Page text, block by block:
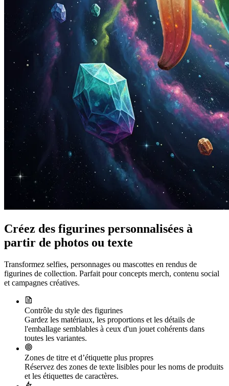
Créez des figurines personnalisées à
partir de photos ou texte
Transformez selfies, personnages ou mascottes en rendus de
figurines de collection. Parfait pour concepts merch, contenu social
et campagnes créatives.
Contrôle du style des figurines
Gardez les matériaux, les proportions et les détails de
l'emballage semblables à ceux d'un jouet cohérents dans
toutes les variantes.
Zones de titre et d’étiquette plus propres
Réservez des zones de texte lisibles pour les noms de produits
et les étiquettes de caractères.